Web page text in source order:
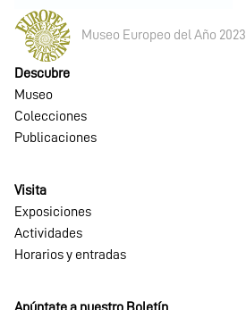
Museo Europeo del Año 2023
Descubre
Museo
Colecciones
Publicaciones
Visita
Exposiciones
Actividades
Horarios y entradas
Apúntate a nuestro Boletín